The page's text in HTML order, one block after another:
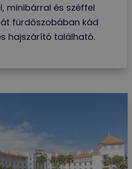
minibárral és széffel
fürdőszobában kád
hajszárító található.